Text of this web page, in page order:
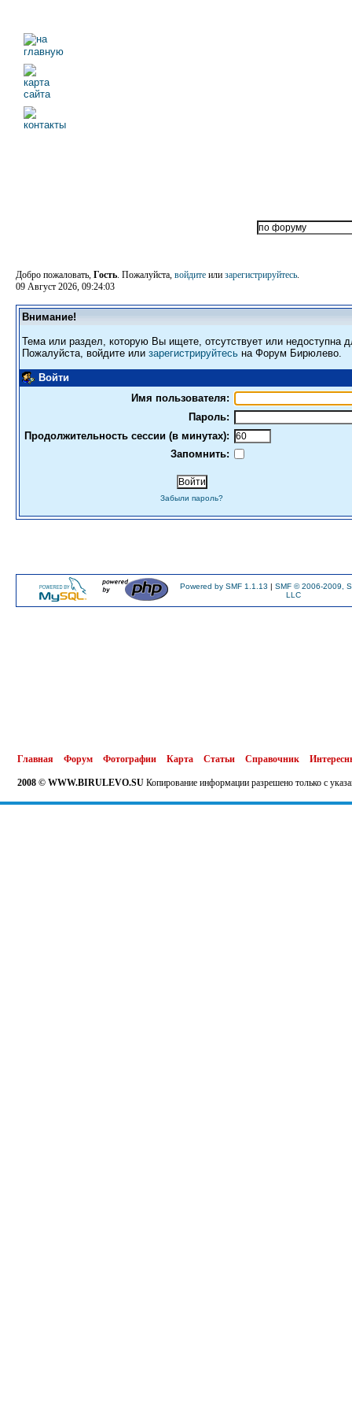
Добро пожаловать, Гость. Пожалуйста, войдите или зарегистрируйтесь.
09 Август 2026, 09:24:03
Внимание!
Тема или раздел, которую Вы ищете, отсутствует или недоступна
Пожалуйста, войдите или зарегистрируйтесь на Форум Бирюлево.
Войти
Имя пользователя:
Пароль:
Продолжительность сессии (в минутах):
Запомнить:
Забыли пароль?
Powered by SMF 1.1.13 | SMF © 2006-2009,
LLC
Главная Форум Фотографии Карта Статьи Справочник
2008 © WWW.BIRULEVO.SU Копирование информации разрешено только с